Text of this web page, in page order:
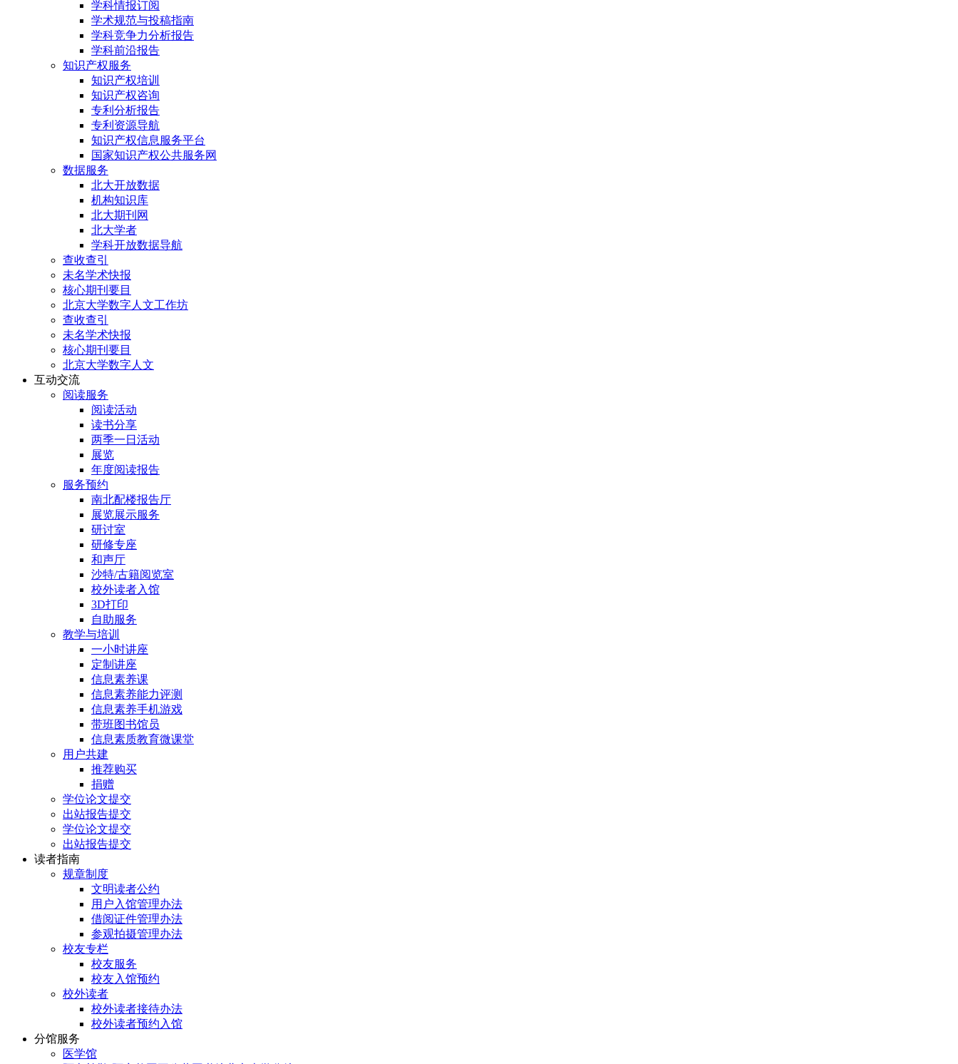
学科情报订阅
学术规范与投稿指南
学科竞争力分析报告
学科前沿报告
知识产权服务
知识产权培训
知识产权咨询
专利分析报告
专利资源导航
知识产权信息服务平台
国家知识产权公共服务网
数据服务
北大开放数据
机构知识库
北大期刊网
北大学者
学科开放数据导航
查收查引
未名学术快报
核心期刊要目
北京大学数字人文工作坊
查收查引
未名学术快报
核心期刊要目
北京大学数字人文
互动交流
阅读服务
阅读活动
读书分享
两季一日活动
展览
年度阅读报告
服务预约
南北配楼报告厅
展览展示服务
研讨室
研修专座
和声厅
沙特/古籍阅览室
校外读者入馆
3D打印
自助服务
教学与培训
一小时讲座
定制讲座
信息素养课
信息素养能力评测
信息素养手机游戏
带班图书馆员
信息素质教育微课堂
用户共建
推荐购买
捐赠
学位论文提交
出站报告提交
学位论文提交
出站报告提交
读者指南
规章制度
文明读者公约
用户入馆管理办法
借阅证件管理办法
参观拍摄管理办法
校友专栏
校友服务
校友入馆预约
校外读者
校外读者接待办法
校外读者预约入馆
分馆服务
医学馆